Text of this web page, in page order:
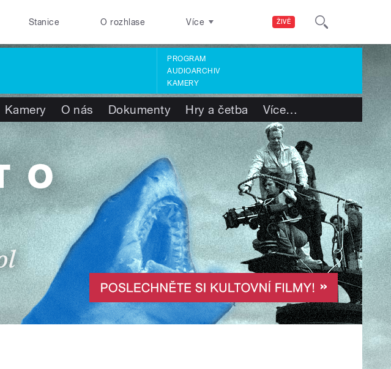
ŽIVĚ
Stanice O rozhlase Více
PROGRAM
AUDIOARCHIV
KAMERY
Kamery O nás Dokumenty Hry a četba Více…